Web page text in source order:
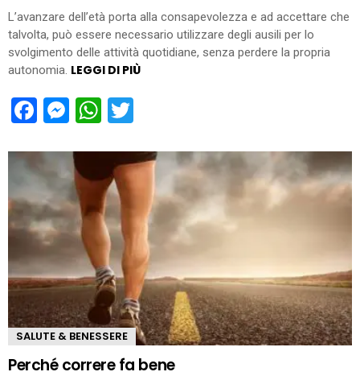
L’avanzare dell’età porta alla consapevolezza e ad accettare che
talvolta, può essere necessario utilizzare degli ausili per lo
svolgimento delle attività quotidiane, senza perdere la propria
autonomia. LEGGI DI PIÙ
Facebook
Messenger
WhatsApp
SALUTE & BENESSERE
Perché correre fa bene